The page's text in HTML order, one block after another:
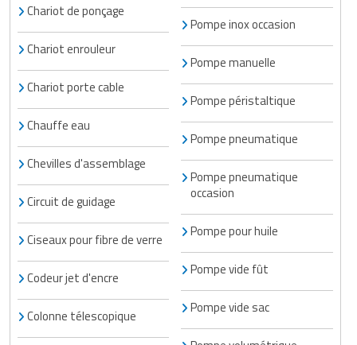
Chariot de ponçage
Chariot enrouleur
Chariot porte cable
Chauffe eau
Chevilles d'assemblage
Circuit de guidage
Ciseaux pour fibre de verre
Codeur jet d'encre
Colonne télescopique
Pompe inox occasion
Pompe manuelle
Pompe péristaltique
Pompe pneumatique
Pompe pneumatique
occasion
Pompe pour huile
Pompe vide fût
Pompe vide sac